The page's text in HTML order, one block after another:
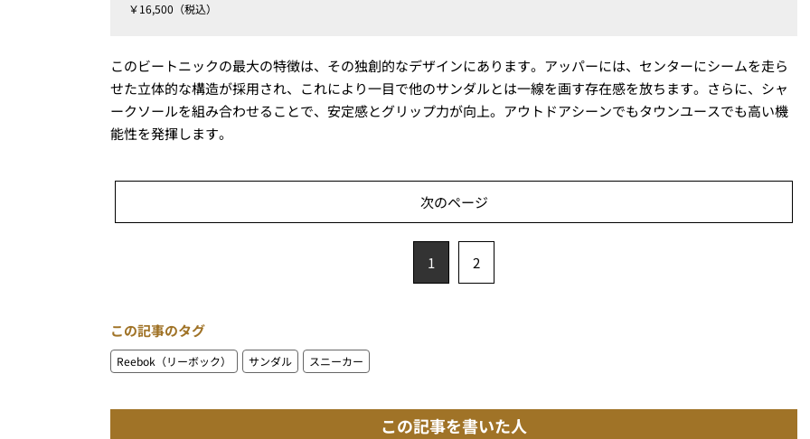
￥16,500（税込）
このビートニックの最大の特徴は、その独創的なデザインにあります。アッパーには、センターにシームを走ら
せた立体的な構造が採用され、これにより一目で他のサンダルとは一線を画す存在感を放ちます。さらに、シャ
ークソールを組み合わせることで、安定感とグリップ力が向上。アウトドアシーンでもタウンユースでも高い機
能性を発揮します。
次のページ
1 2
この記事のタグ
Reebok（リーボック） サンダル スニーカー
この記事を書いた人